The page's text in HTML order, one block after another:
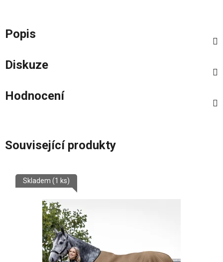
Popis
Diskuze
Hodnocení
Související produkty
Skladem (1 ks)